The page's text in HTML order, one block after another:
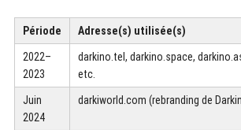
Période Adresse(s) utilisée(s)
2022–
2023
darkino.tel, darkino.space,
etc.
Juin
2024
darkiworld.com (rebranding de